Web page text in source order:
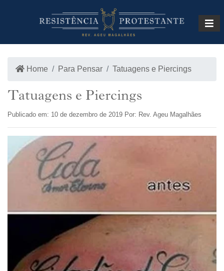
LOJA
Home Para Pensar Tatuagens e Piercings
Tatuagens e Piercings
Publicado em: 10 de dezembro de 2019 Por: Rev. Ageu Magalhães